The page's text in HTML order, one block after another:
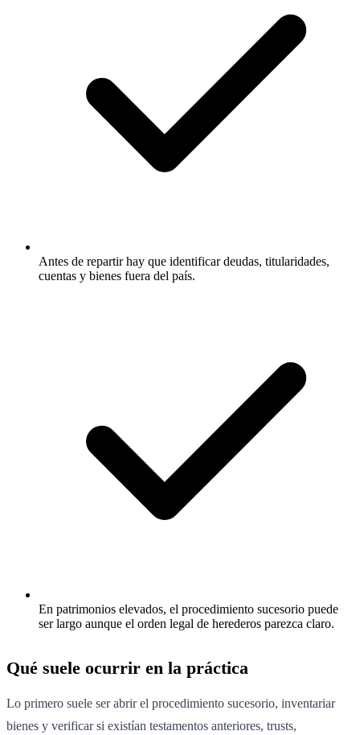
Antes de repartir hay que identificar deudas, titularidades,
cuentas y bienes fuera del país.
En patrimonios elevados, el procedimiento sucesorio puede
ser largo aunque el orden legal de herederos parezca claro.
Qué suele ocurrir en la práctica
Lo primero suele ser abrir el procedimiento sucesorio, inventariar
bienes y verificar si existían testamentos anteriores, trusts,